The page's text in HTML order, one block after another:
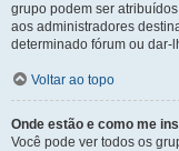
grupo podem ser
aos administradores
determinado fórum ou dar-
Voltar ao topo
Onde estão e como me
Você pode ver todos os